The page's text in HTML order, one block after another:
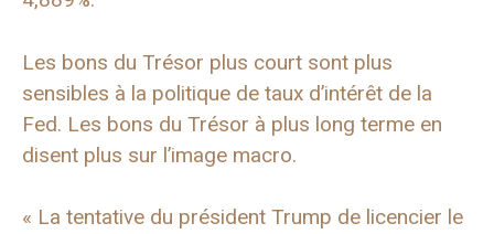
Les bons du Trésor plus court sont plus
sensibles à la politique de taux d’intérêt de la
Fed. Les bons du Trésor à plus long terme en
disent plus sur l’image macro.
« La tentative du président Trump de licencier le